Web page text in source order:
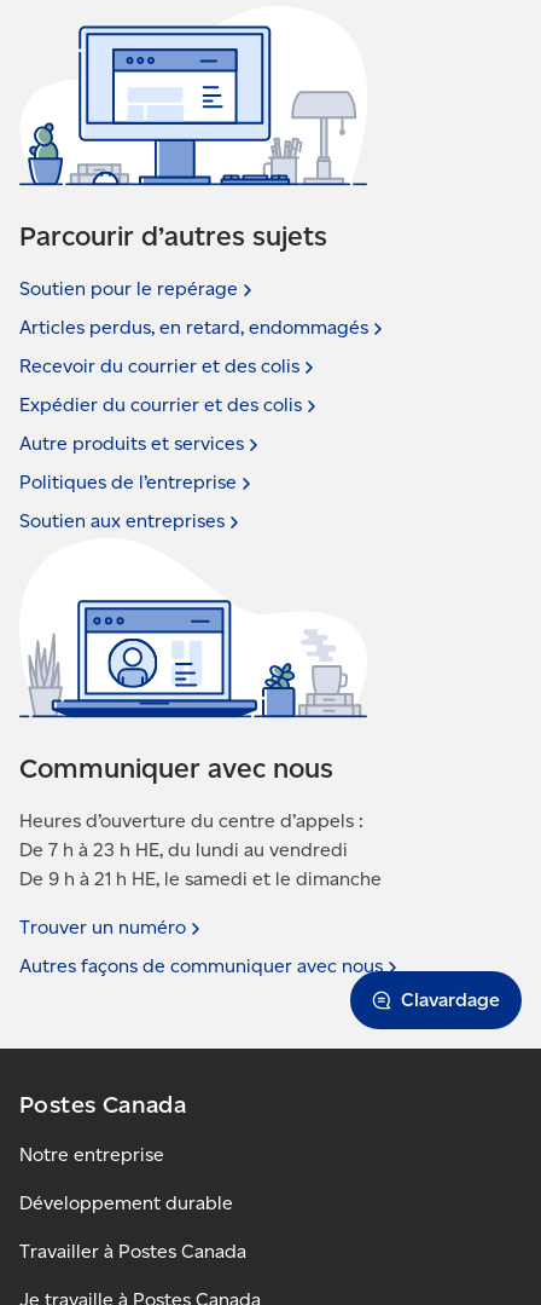
Clavardage
Parcourir d’autres sujets
Soutien pour le repérage
Articles perdus, en retard, endommagés
Recevoir du courrier et des colis
Expédier du courrier et des colis
Autre produits et services
Politiques de l’entreprise
Soutien aux entreprises
Communiquer avec nous
Heures d’ouverture du centre d’appels :
De 7 h à 23 h HE, du lundi au vendredi
De 9 h à 21 h HE, le samedi et le dimanche
Trouver un numéro
Autres façons de communiquer avec nous
Postes Canada
Notre entreprise
Développement durable
Travailler à Postes Canada
Je travaille à Postes Canada